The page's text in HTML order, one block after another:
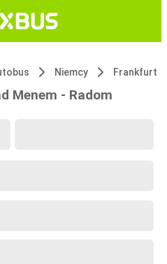
Niemcy Frankfurt
Menem - Radom